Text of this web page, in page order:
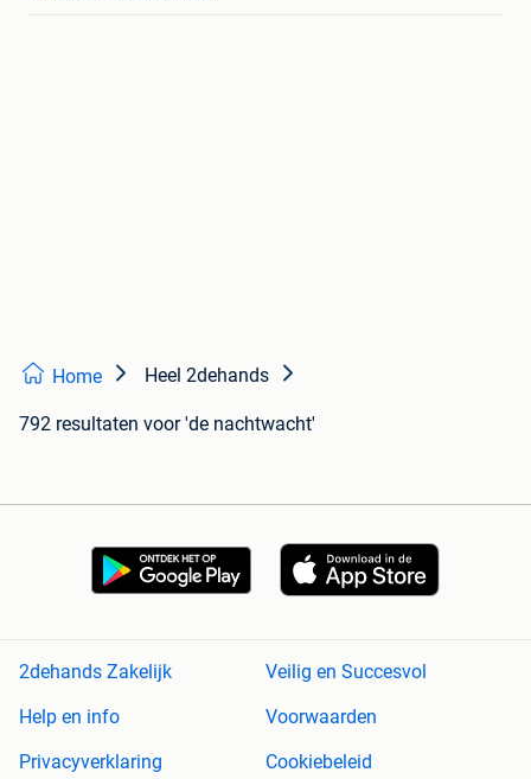
Home Heel 2dehands
792 resultaten voor 'de nachtwacht'
2dehands Zakelijk
Veilig en Succesvol
Help en info
Voorwaarden
Privacyverklaring
Cookiebeleid